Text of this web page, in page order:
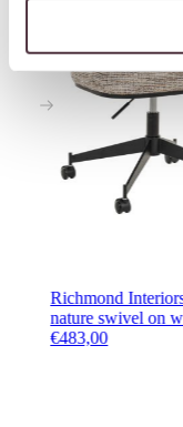
Richmond
nature swivel on
€483,00